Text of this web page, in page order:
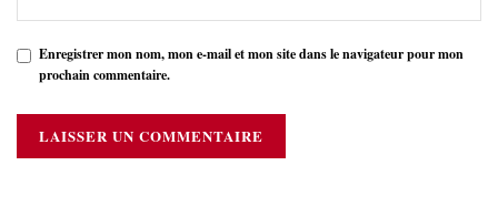
Enregistrer mon nom, mon e-mail et mon site dans le navigateur pour mon
prochain commentaire.